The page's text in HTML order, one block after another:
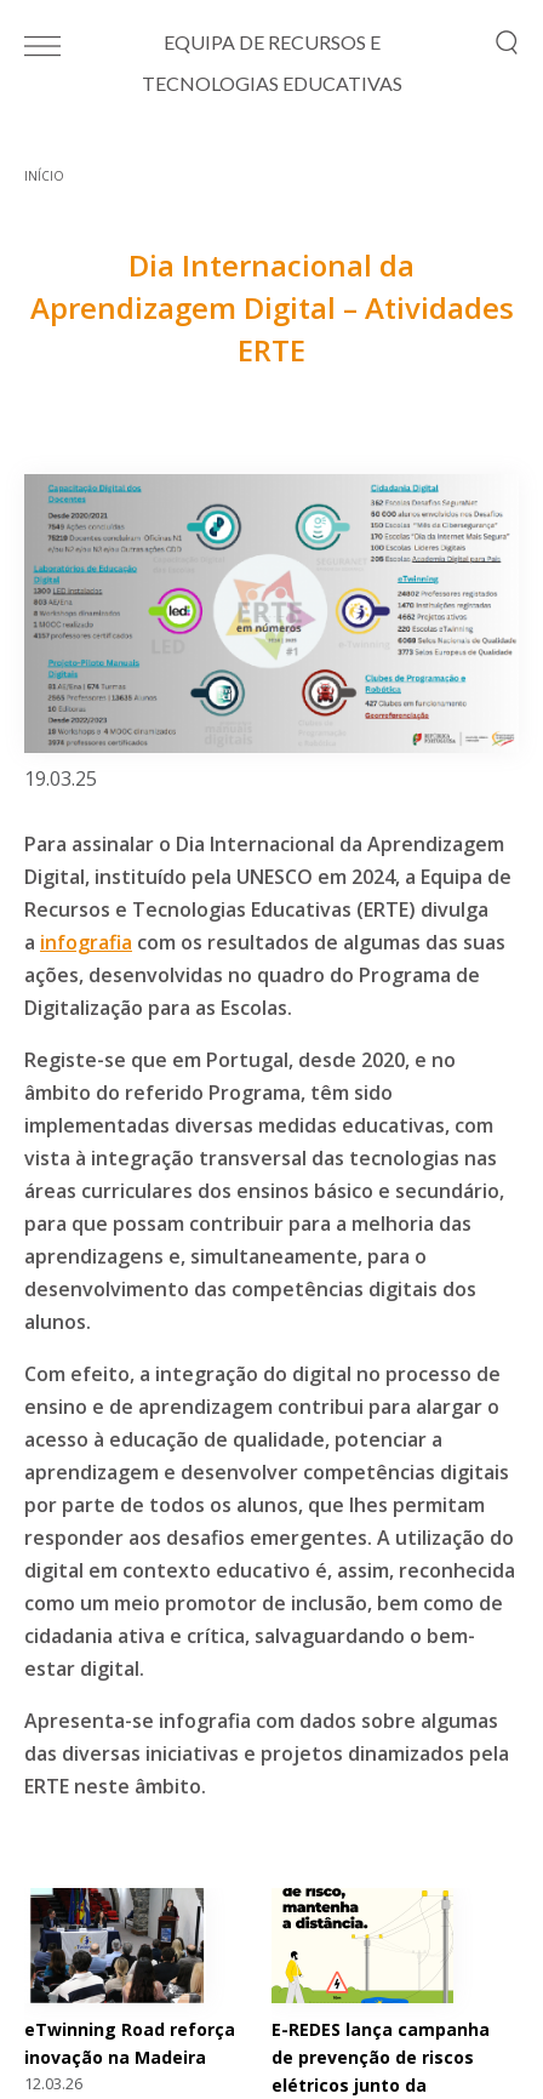
EQUIPA DE RECURSOS E
TECNOLOGIAS EDUCATIVAS
INÍCIO
Dia Internacional da
Aprendizagem Digital – Atividades
ERTE
19.03.25
Para assinalar o Dia Internacional da Aprendizagem
Digital, instituído pela UNESCO em 2024, a Equipa de
Recursos e Tecnologias Educativas (ERTE) divulga
a infografia com os resultados de algumas das suas
ações, desenvolvidas no quadro do Programa de
Digitalização para as Escolas.
Registe-se que em Portugal, desde 2020, e no
âmbito do referido Programa, têm sido
implementadas diversas medidas educativas, com
vista à integração transversal das tecnologias nas
áreas curriculares dos ensinos básico e secundário,
para que possam contribuir para a melhoria das
aprendizagens e, simultaneamente, para o
desenvolvimento das competências digitais dos
alunos.
Com efeito, a integração do digital no processo de
ensino e de aprendizagem contribui para alargar o
acesso à educação de qualidade, potenciar a
aprendizagem e desenvolver competências digitais
por parte de todos os alunos, que lhes permitam
responder aos desafios emergentes. A utilização do
digital em contexto educativo é, assim, reconhecida
como um meio promotor de inclusão, bem como de
cidadania ativa e crítica, salvaguardando o bem-
estar digital.
Apresenta-se infografia com dados sobre algumas
das diversas iniciativas e projetos dinamizados pela
ERTE neste âmbito.
eTwinning Road reforça
inovação na Madeira
12.03.26
E-REDES lança campanha
de prevenção de riscos
elétricos junto da